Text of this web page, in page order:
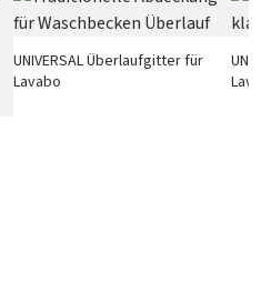
UNIVERSAL Überlaufgitter für
Lavabo